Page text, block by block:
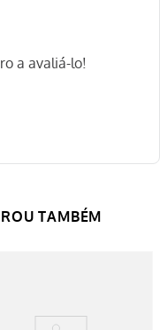
a avaliá-lo!